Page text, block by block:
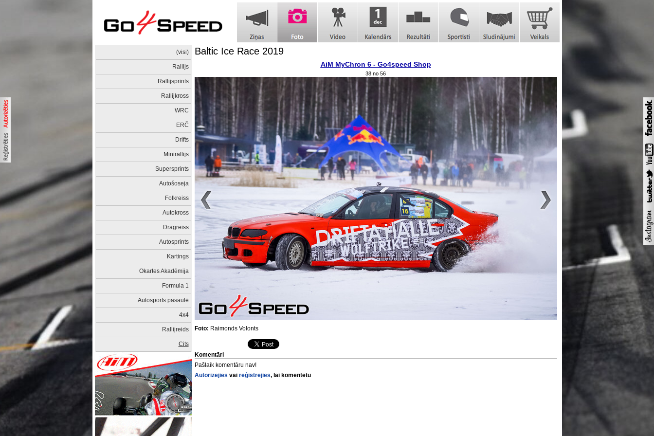
(visi)
Rallijs
Rallijsprints
Rallijkross
WRC
ERČ
Drifts
Minirallijs
Supersprints
Autošoseja
Folkreiss
Autokross
Dragreiss
Autosprints
Kartings
Okartes Akadēmija
Formula 1
Autosports pasaulē
4x4
Rallijreids
Cits
Baltic Ice Race 2019
AiM MyChron 6 - Go4speed Shop
38 no 56
Foto: Raimonds Volonts
Komentāri
Pašlaik komentāru nav!
Autorizējies vai reģistrējies, lai komentētu